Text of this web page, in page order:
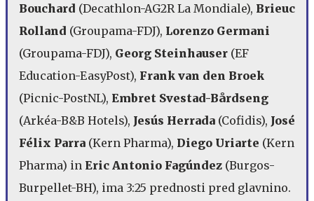
Bouchard (Decathlon-AG2R La Mondiale), Brieuc
Rolland (Groupama-FDJ), Lorenzo Germani
(Groupama-FDJ), Georg Steinhauser (EF
Education-EasyPost), Frank van den Broek
(Picnic-PostNL), Embret Svestad-Bårdseng
(Arkéa-B&B Hotels), Jesús Herrada (Cofidis), José
Félix Parra (Kern Pharma), Diego Uriarte (Kern
Pharma) in Eric Antonio Fagúndez (Burgos-
Burpellet-BH), ima 3:25 prednosti pred glavnino.